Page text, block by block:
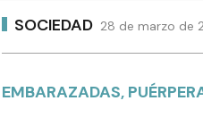
SOCIEDAD 28 de marzo de
EMBARAZADAS,